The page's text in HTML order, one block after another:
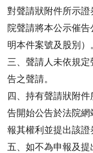
對聲請狀附件所示
院聲請將本公示催
明本件案號及股別）
三、聲請人未依規
告之聲請。
四、持有聲請狀附
告開始公告於法院網
報其權利並提出該證
五、如不為申報及